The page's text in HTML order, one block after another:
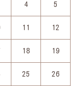
4 5
11 12
18 19
25 26